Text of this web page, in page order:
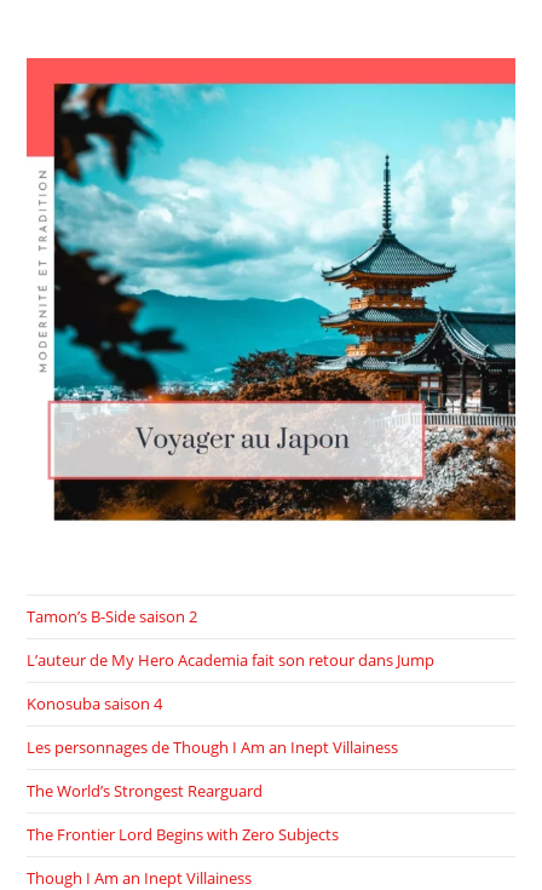
Tamon’s B-Side saison 2
L’auteur de My Hero Academia fait son retour dans Jump
Konosuba saison 4
Les personnages de Though I Am an Inept Villainess
The World’s Strongest Rearguard
The Frontier Lord Begins with Zero Subjects
Though I Am an Inept Villainess